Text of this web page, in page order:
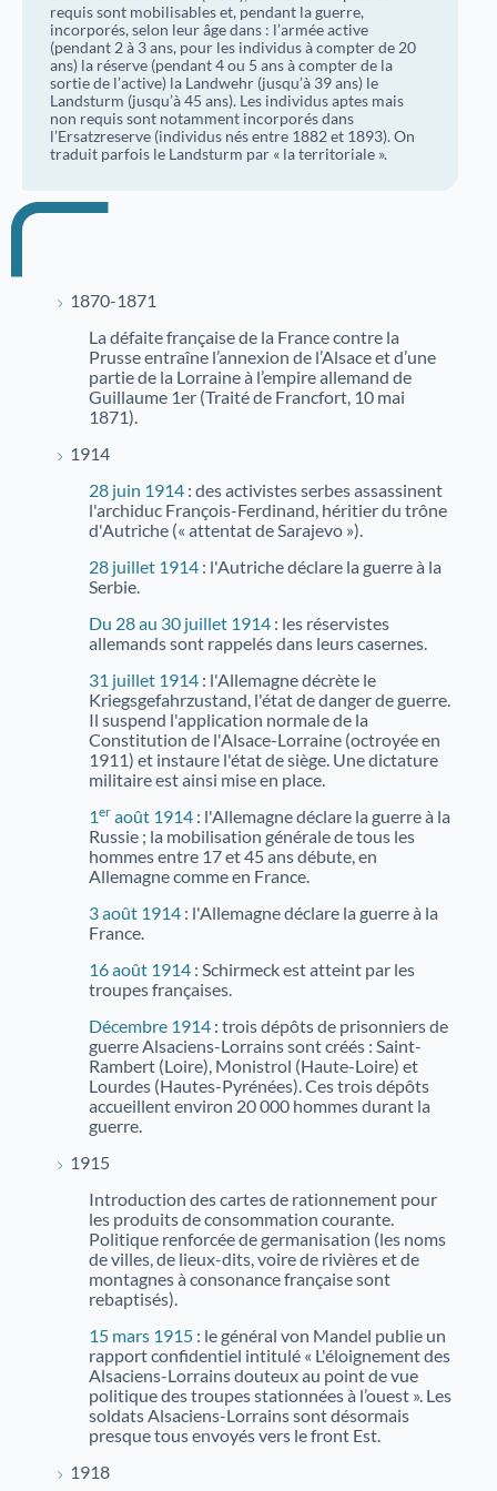
Nos débats citoyens
En savoir plus sur nos rencontres ouvertes à tous
autour de sujets historiques et sociétaux. Historiens,
spécialistes et public échangent dans un cadre convivial
pour mieux comprendre des événements marquants.
1870-1871
La défaite française de la France contre la
Prusse entraîne l’annexion de l’Alsace et d’une
partie de la Lorraine à l’empire allemand de
Guillaume 1er (Traité de Francfort, 10 mai
1871).
1914
28 juin 1914 : des activistes serbes assassinent
l'archiduc François-Ferdinand, héritier du trône
d'Autriche (« attentat de Sarajevo »).
28 juillet 1914 : l'Autriche déclare la guerre à la
Serbie.
Du 28 au 30 juillet 1914 : les réservistes
allemands sont rappelés dans leurs casernes.
31 juillet 1914 : l'Allemagne décrète le
Kriegsgefahrzustand, l'état de danger de guerre.
Il suspend l'application normale de la
Constitution de l'Alsace-Lorraine (octroyée en
1911) et instaure l'état de siège. Une dictature
militaire est ainsi mise en place.
1er août 1914 : l'Allemagne déclare la guerre à la
Russie ; la mobilisation générale de tous les
hommes entre 17 et 45 ans débute, en
Allemagne comme en France.
3 août 1914 : l'Allemagne déclare la guerre à la
France.
16 août 1914 : Schirmeck est atteint par les
troupes françaises.
Décembre 1914 : trois dépôts de prisonniers de
guerre Alsaciens-Lorrains sont créés : Saint-
Rambert (Loire), Monistrol (Haute-Loire) et
Lourdes (Hautes-Pyrénées). Ces trois dépôts
accueillent environ 20 000 hommes durant la
guerre.
1915
Introduction des cartes de rationnement pour
les produits de consommation courante.
Politique renforcée de germanisation (les noms
de villes, de lieux-dits, voire de rivières et de
montagnes à consonance française sont
rebaptisés).
15 mars 1915 : le général von Mandel publie un
rapport confidentiel intitulé « L'éloignement des
Alsaciens-Lorrains douteux au point de vue
politique des troupes stationnées à l’ouest ». Les
soldats Alsaciens-Lorrains sont désormais
presque tous envoyés vers le front Est.
1918
requis sont mobilisables et, pendant la guerre,
incorporés, selon leur âge dans : l’armée active
(pendant 2 à 3 ans, pour les individus à compter de 20
ans) la réserve (pendant 4 ou 5 ans à compter de la
sortie de l’active) la Landwehr (jusqu’à 39 ans) le
Landsturm (jusqu’à 45 ans). Les individus aptes mais
non requis sont notamment incorporés dans
l’Ersatzreserve (individus nés entre 1882 et 1893). On
traduit parfois le Landsturm par « la territoriale ».
Catalogue des bibliothèques des Archives d'Alsace
Famille et généalogie
Affaires de nationalité et émigration
Evénements historiques, conflits et soldats
Justice Sites et bâtiments
Cadastre, enregistrement et notariat
Métiers et fonctions Culture et loisirs